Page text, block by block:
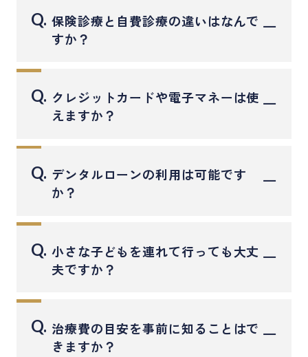
な治療計画をご提案いたします。
お薬を服用中の方は「お薬手帳」もご持参いた
だけると安心です。
紹介状や過去の治療資料がある場合も、参考に
なりますのでご持参ください。
Q. 保険診療と自費診療の違いはなんで
すか？
保険診療は国が定めた範囲内で、機能の回復を
目的とした治療です。
一方、自費診療は見た目の美しさやより高精度
な治療を希望される場合に選ばれることが多
く、素材や方法の選択肢が広がります。
当院ではそれぞれの特徴を丁寧にご説明し、患
者様に合った治療を一緒に考えます。
Q. クレジットカードや電子マネーは使
えますか？
はい、ご利用いただけます。
保険診療・自費診療・物販などすべてのお支払
いでクレジットカードと各種交通系IC、Apple
Pay、ALIPAYなどの電子マネーがご利用いただけ
ます。
Q. デンタルローンの利用は可能です
か？
はい、可能です。
アプラス・スルガ銀行・イオン銀行によるデン
タルローンをご利用いただけます。
審査が通りやすく、分割払いも可能です。
詳しくは
デンタルローンのページへ移動します）
Q. 小さな子どもを連れて行っても大丈
夫ですか？
はい、問題ございません。
院内はバリアフリー設計でベビーカーもそのま
まお入りいただけます。
Q. 治療費の目安を事前に知ることはで
きますか？